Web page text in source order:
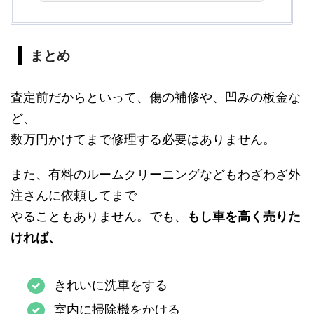
まとめ
査定前だからといって、傷の補修や、凹みの板金な
ど、
数万円かけてまで修理する必要はありません。
また、有料のルームクリーニングなどもわざわざ外
注さんに依頼してまで
やることもありません。でも、
もし車を高く売りた
ければ、
きれいに洗車をする
室内に掃除機をかける